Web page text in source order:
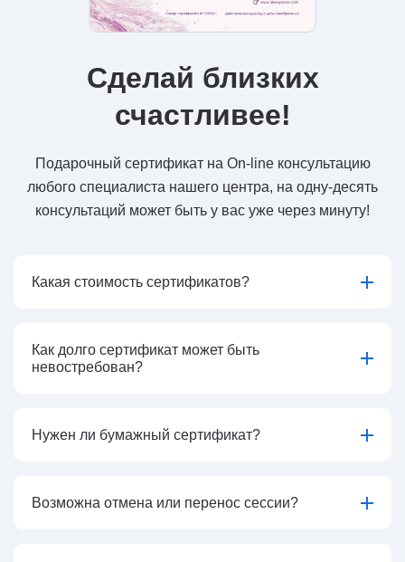
Сделай близких
счастливее!
Подарочный сертификат на On-line консультацию
любого специалиста нашего центра, на одну-десять
консультаций может быть у вас уже через минуту!
Какая стоимость сертификатов?
Как долго сертификат может быть
невостребован?
Нужен ли бумажный сертификат?
Возможна отмена или перенос сессии?